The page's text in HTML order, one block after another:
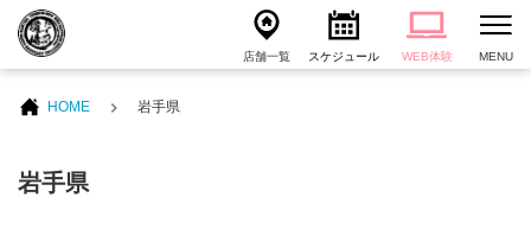
店舗一覧 スケジュール WEB体験 MENU
HOME 岩手県
岩手県